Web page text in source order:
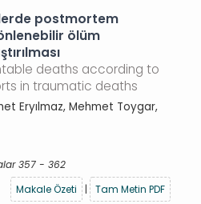
postmortem
ölüm
deaths according to
in traumatic deaths
Eryılmaz, Mehmet Toygar,
357 - 362
Makale Özeti
| Tam Metin PDF